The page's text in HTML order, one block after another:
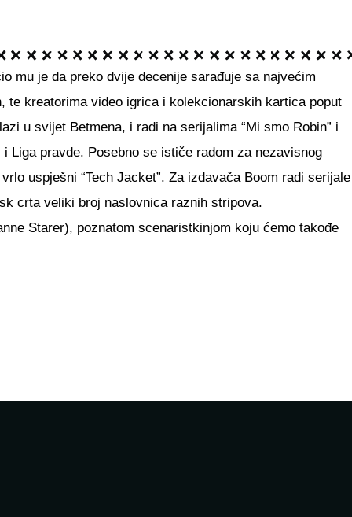
mu je da preko dvije decenije sarađuje sa najvećim
kreatorima video igrica i kolekcionarskih kartica poput
u svijet Betmena, i radi na serijalima “Mi smo Robin” i
Liga pravde. Posebno se ističe radom za nezavisnog
uspješni “Tech Jacket”. Za izdavača Boom radi serijale
crta veliki broj naslovnica raznih stripova.
Starer), poznatom scenaristkinjom koju ćemo takođe